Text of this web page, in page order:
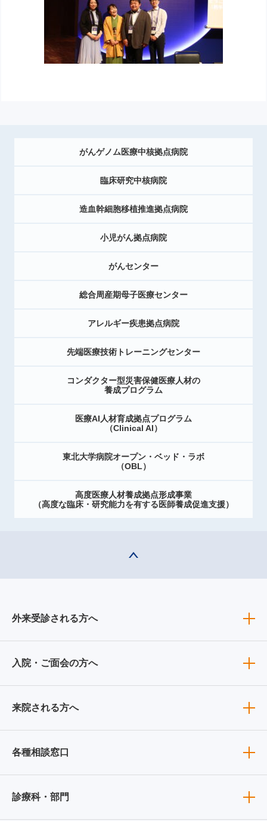
がんゲノム医療中核拠点病院
臨床研究中核病院
造血幹細胞移植推進拠点病院
小児がん拠点病院
がんセンター
総合周産期母子医療センター
アレルギー疾患拠点病院
先端医療技術トレーニングセンター
コンダクター型災害保健医療人材の
養成プログラム
医療AI人材育成拠点プログラム
（Clinical AI）
東北大学病院オープン・ベッド・ラボ
（OBL）
高度医療人材養成拠点形成事業
（高度な臨床・研究能力を有する医師養成促進支援）
外来受診される方へ
入院・ご面会の方へ
来院される方へ
各種相談窓口
診療科・部門